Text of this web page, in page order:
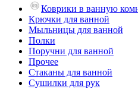
Коврики в ванную
Крючки для ванной
Мыльницы для ванной
Полки
Поручни для ванной
Прочее
Стаканы для ванной
Сушилки для рук